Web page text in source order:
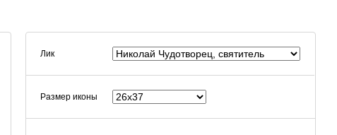
Лик
Размер иконы